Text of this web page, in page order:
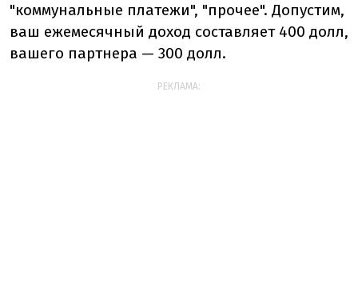
"коммунальные платежи", "прочее". Допустим,
ваш ежемесячный доход составляет 400 долл,
вашего партнера — 300 долл.
РЕКЛАМА: